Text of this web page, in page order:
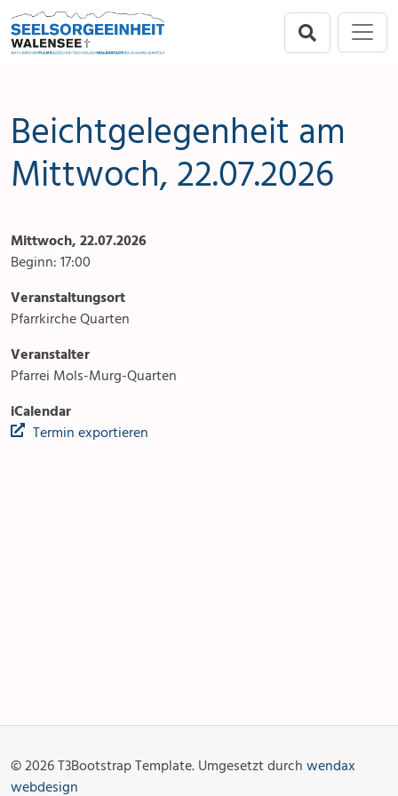
Direkt zur Hauptnavigation springen
Direkt zum Inhalt springen
Beichtgelegenheit am
Mittwoch, 22.07.2026
Mittwoch, 22.07.2026
Beginn: 17:00
Veranstaltungsort
Pfarrkirche Quarten
Veranstalter
Pfarrei Mols-Murg-Quarten
iCalendar
Termin exportieren
© 2026 T3Bootstrap Template. Umgesetzt durch wendax
webdesign
Menu
Berschis-Tscherlach
Mols-Murg-Quarten
Seelsorgeeinheit
Angebote & Sakramente
Aktuelles & Fotogalerie
Links
Angebot & Sakramente
Aktuelles
Fotogalerie
Links